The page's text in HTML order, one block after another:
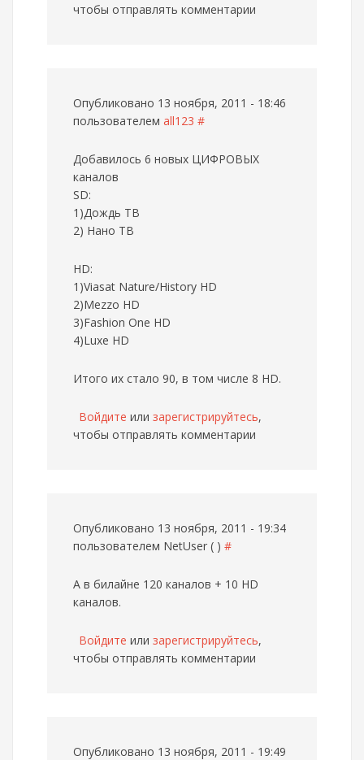
чтобы отправлять комментарии
Опубликовано 13 ноября, 2011 - 18:46
пользователем all123 #
Добавилось 6 новых ЦИФРОВЫХ
каналов
SD:
1)Дождь ТВ
2) Нано ТВ
HD:
1)Viasat Nature/History HD
2)Mezzo HD
3)Fashion One HD
4)Luxe HD
Итого их стало 90, в том числе 8 HD.
Войдите или зарегистрируйтесь,
чтобы отправлять комментарии
Опубликовано 13 ноября, 2011 - 19:34
пользователем NetUser ( ) #
А в билайне 120 каналов + 10 HD
каналов.
Войдите или зарегистрируйтесь,
чтобы отправлять комментарии
Опубликовано 13 ноября, 2011 - 19:49